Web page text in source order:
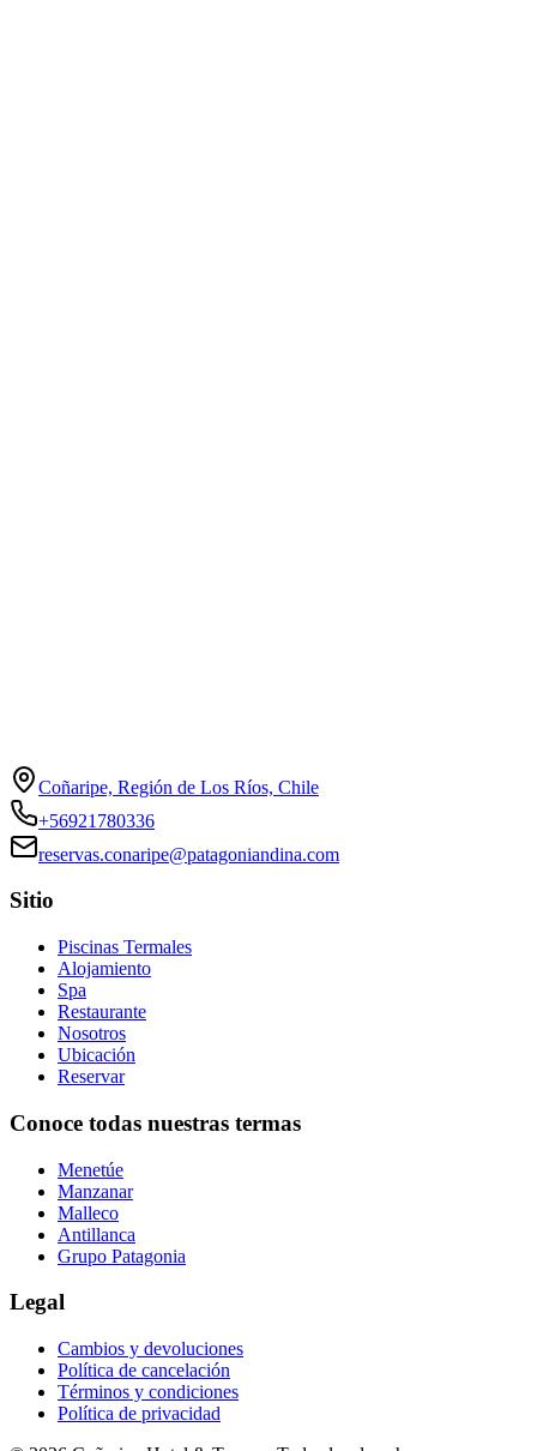
Coñaripe, Región de Los Ríos, Chile
+56921780336
reservas.conaripe@patagoniandina.com
Sitio
Piscinas Termales
Alojamiento
Spa
Restaurante
Nosotros
Ubicación
Reservar
Conoce todas nuestras termas
Menetúe
Manzanar
Malleco
Antillanca
Grupo Patagonia
Legal
Cambios y devoluciones
Política de cancelación
Términos y condiciones
Política de privacidad